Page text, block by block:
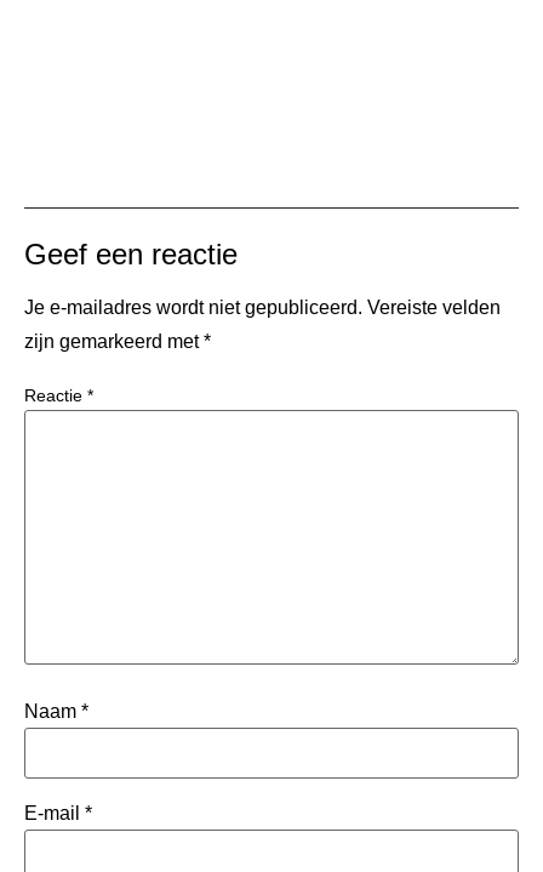
Geef een reactie
Je e-mailadres wordt niet gepubliceerd. Vereiste velden
zijn gemarkeerd met*
Reactie *
Naam *
E-mail *